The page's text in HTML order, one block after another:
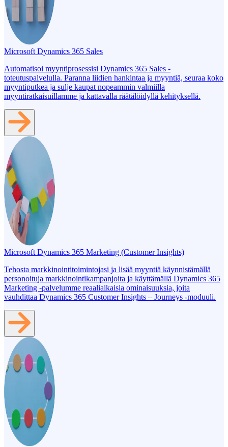
Microsoft Dynamics 365 Sales
Automatisoi myyntiprosessisi Dynamics 365 Sales -
toteutuspalvelulla. Paranna liidien hankintaa ja myyntiä, seuraa koko
myyntiputkea ja sulje kaupat nopeammin valmiilla
myyntiratkaisuillamme ja kattavalla räätälöidyllä kehityksellä.
Microsoft Dynamics 365 Marketing (Customer Insights)
Tehosta markkinointitoimintojasi ja lisää myyntiä käynnistämällä
personoituja markkinointikampanjoita ja käyttämällä Dynamics 365
Marketing -palvelumme reaaliaikaisia ominaisuuksia, joita
vauhdittaa Dynamics 365 Customer Insights – Journeys -moduuli.